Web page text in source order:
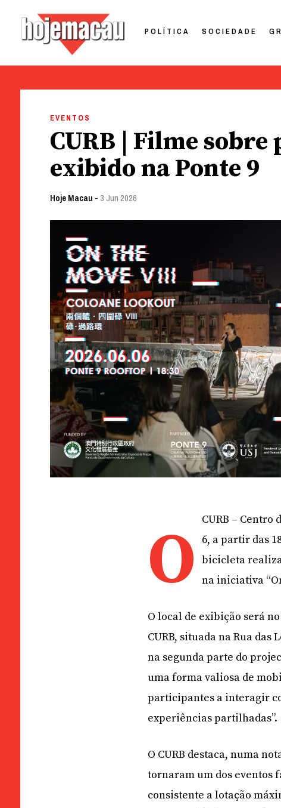
POLÍTICA SOCIEDADE
EVENTOS
CURB | Filme
exibido na Ponte 9
Hoje Macau - 3 Jun 2026
O
CURB –
6, a partir das
bicicleta
na iniciativa
O local de exibição será
CURB, situada na Rua
na segunda parte do
uma forma valiosa de
participantes a interagir
experiências partilhadas”.
O CURB destaca, numa
tornaram um dos eventos
consistente a lotação